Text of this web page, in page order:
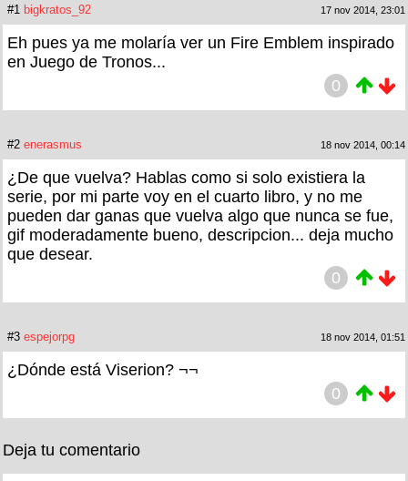
#1 bigkratos_92 17 nov 2014, 23:01
Eh pues ya me molaría ver un Fire Emblem inspirado
en Juego de Tronos...
0
#2 enerasmus 18 nov 2014, 00:14
¿De que vuelva? Hablas como si solo existiera la
serie, por mi parte voy en el cuarto libro, y no me
pueden dar ganas que vuelva algo que nunca se fue,
gif moderadamente bueno, descripcion... deja mucho
que desear.
0
#3 espejorpg 18 nov 2014, 01:51
¿Dónde está Viserion? ¬¬
0
Deja tu comentario